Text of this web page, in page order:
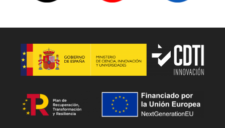
Image